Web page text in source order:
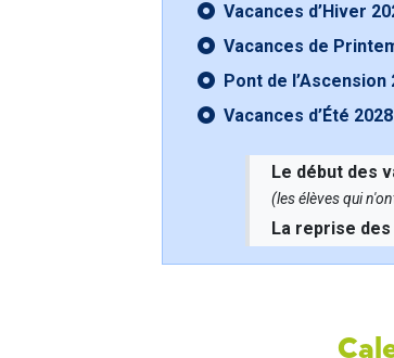
Vacances d’Hiver
Vacances de
Pont de l’Ascension
Vacances d’Été
Le début des
(les élèves qui
La reprise